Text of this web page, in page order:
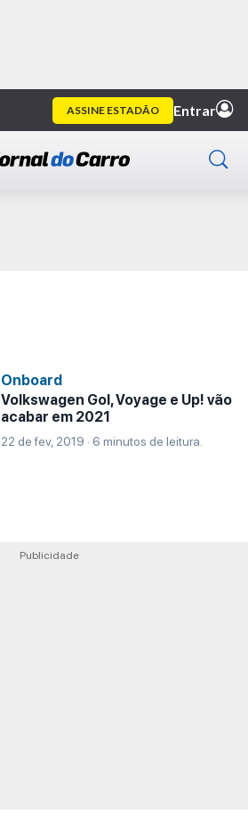
Publicidade
Onboard
Volkswagen Gol, Voyage e Up! vão
acabar em 2021
22 de fev, 2019 · 6 minutos de leitura.
Publicidade